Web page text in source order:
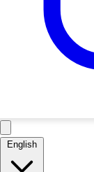
English